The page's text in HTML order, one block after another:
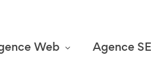
Web Agence